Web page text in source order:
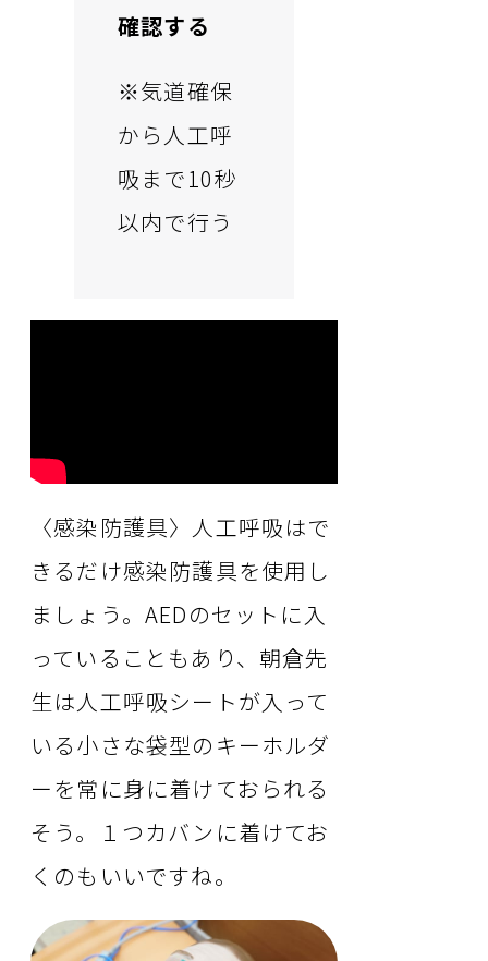
確認する
※気道確保
から人工呼
吸まで10秒
以内で行う
〈感染防護具〉人工呼吸はで
きるだけ感染防護具を使用し
ましょう。AEDのセットに入
っていることもあり、朝倉先
生は人工呼吸シートが入って
いる小さな袋型のキーホルダ
ーを常に身に着けておられる
そう。１つカバンに着けてお
くのもいいですね。